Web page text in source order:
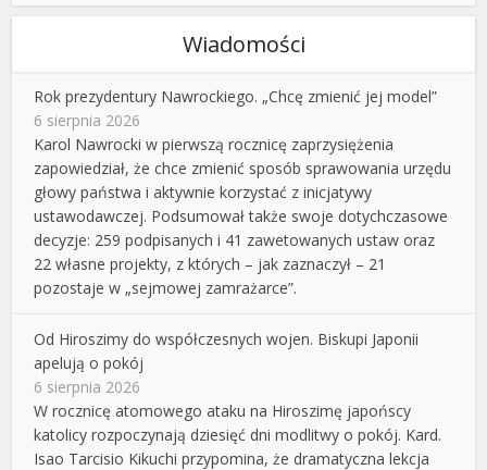
Wiadomości
Rok prezydentury Nawrockiego. „Chcę zmienić jej model”
6 sierpnia 2026
Karol Nawrocki w pierwszą rocznicę zaprzysiężenia
zapowiedział, że chce zmienić sposób sprawowania urzędu
głowy państwa i aktywnie korzystać z inicjatywy
ustawodawczej. Podsumował także swoje dotychczasowe
decyzje: 259 podpisanych i 41 zawetowanych ustaw oraz
22 własne projekty, z których – jak zaznaczył – 21
pozostaje w „sejmowej zamrażarce”.
Od Hiroszimy do współczesnych wojen. Biskupi Japonii
apelują o pokój
6 sierpnia 2026
W rocznicę atomowego ataku na Hiroszimę japońscy
katolicy rozpoczynają dziesięć dni modlitwy o pokój. Kard.
Isao Tarcisio Kikuchi przypomina, że dramatyczna lekcja